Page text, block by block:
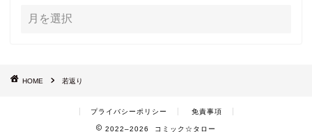
HOME 若返り
プライバシーポリシー 免責事項
2022–2026 コミック☆タロー